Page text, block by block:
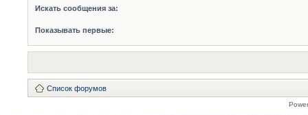
Искать сообщения за:
Показывать первые:
Список форумов